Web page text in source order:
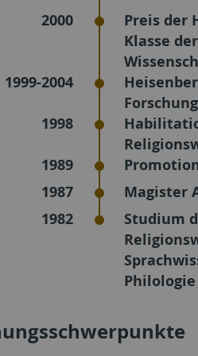
2000
Preis der
Klasse
1999-2004
1998
1989
1987
Magister
1982
Studium